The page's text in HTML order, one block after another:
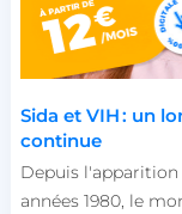
Sida et VIH : un
continue
Depuis l'apparition
années 1980, le